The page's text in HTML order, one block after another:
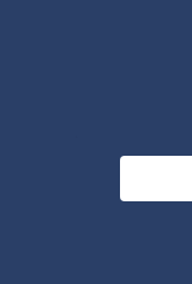
沖縄で参戦サザン熱き